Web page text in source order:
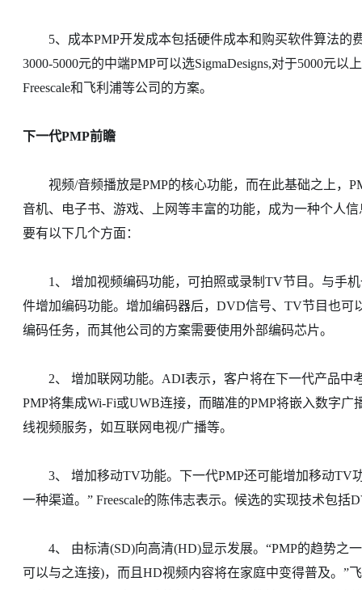
5、成本PMP开发成本包括硬件成本和购买软件算法的
3000-5000元的中端PMP可以选SigmaDesigns,对于5000元
Freescale和飞利浦等公司的方案。
下一代PMP前瞻
视频/音频播放是PMP的核心功能，而在此基础之上，
音机、电子书、游戏、上网等丰富的功能，成为一种个人
要有以下几个方面：
1、 增加视频编码功能，可拍照或录制TV节目。与手机
件增加编码功能。增加编码器后，DVD信号、TV节目也可
编码任务，而其他公司的方案需要使用外部编码芯片。
2、 增加联网功能。ADI表示，客户将在下一代产品中
PMP将集成Wi-Fi或UWB连接，而瞄准的PMP将嵌入数字
线视频服务，如互联网电视/广播等。
3、 增加移动TV功能。下一代PMP还可能增加移动TV
一种渠道。” Freescale的陈伟志表示。候选的实现技术包括
4、 由标清(SD)向高清(HD)显示发展。“PMP的趋势之
可以与之连接)，而且HD视频内容将在家庭中变得普及。”